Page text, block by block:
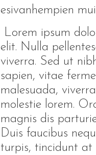
esivanhempien
Lorem ipsum
elit. Nulla
viverra. Sed ut
sapien, vitae
malesuada,
molestie lorem.
magnis dis
Duis faucibus
turpis, tincidunt at